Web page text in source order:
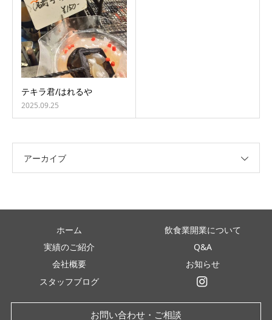
テキラ君/はれるや
2025.09.25
アーカイブ
ホーム
飲食業開業について
実績のご紹介
Q&A
会社概要
お知らせ
スタッフブログ
お問い合わせ・ご相談